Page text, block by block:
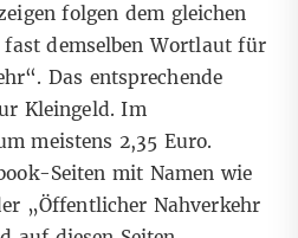
folgen dem gleichen
fast demselben Wortlaut für
Das entsprechende
Kleingeld. Im
meistens 2,35 Euro.
Seiten mit Namen wie
„Öffentlicher Nahverkehr